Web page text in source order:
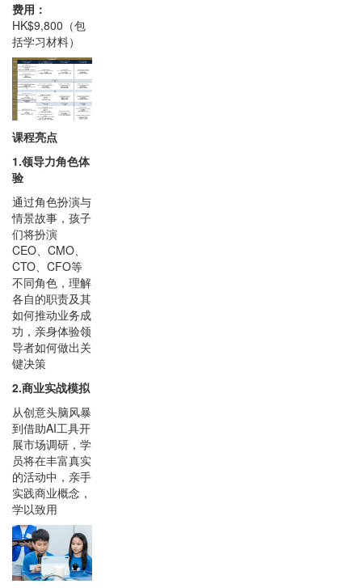
费用：
HK$9,800（包
括学习材料）
课程亮点
1.领导力角色体
验
通过角色扮演与
情景故事，孩子
们将扮演
CEO、CMO、
CTO、CFO等
不同角色，理解
各自的职责及其
如何推动业务成
功，亲身体验领
导者如何做出关
键决策
2.商业实战模拟
从创意头脑风暴
到借助AI工具开
展市场调研，学
员将在丰富真实
的活动中，亲手
实践商业概念，
学以致用